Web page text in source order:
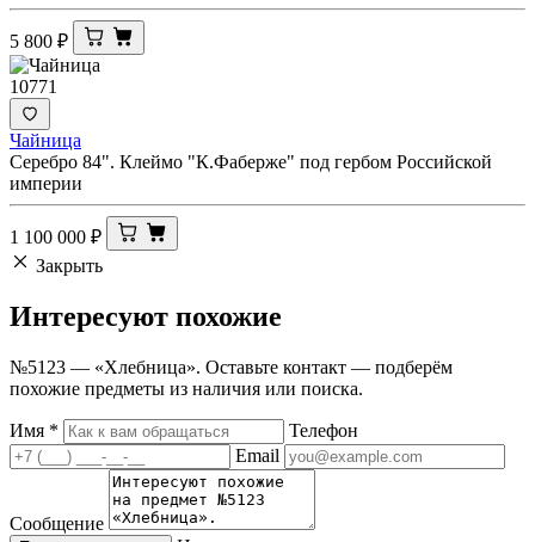
5 800 ₽
10771
Чайница
Серебро 84". Клеймо "К.Фаберже" под гербом Российской
империи
1 100 000 ₽
Закрыть
Интересуют похожие
№5123 — «Хлебница». Оставьте контакт — подберём
похожие предметы из наличия или поиска.
Имя *
Телефон
Email
Сообщение